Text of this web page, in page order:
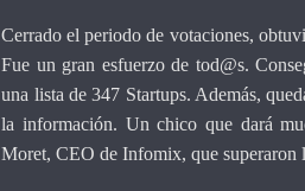
Cerrado el periodo de votaciones,
Fue un gran esfuerzo de tod@s.
una lista de 347 Startups. Además,
la información. Un chico que dará
Moret, CEO de Infomix, que superaron